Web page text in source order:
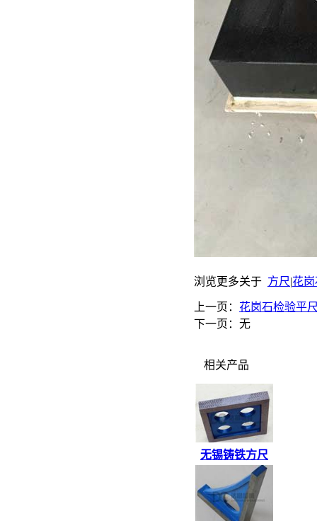
浏览更多关于 方尺|花
上一页： 花岗石检验平
下一页：无
相关产品
无锡铸铁方尺